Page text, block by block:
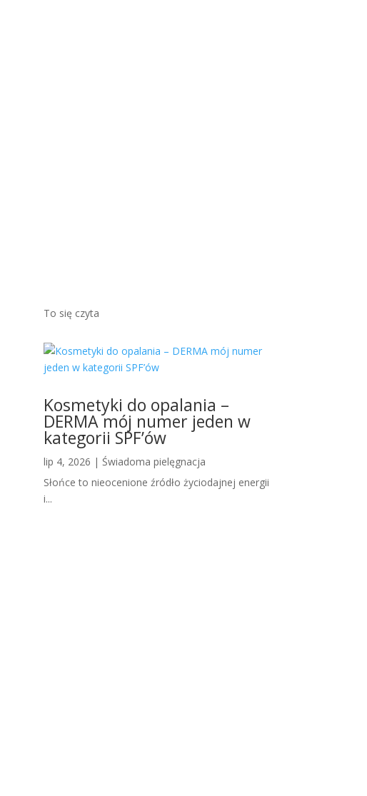
To się czyta
Kosmetyki do opalania –
DERMA mój numer jeden w
kategorii SPF’ów
lip 4, 2026 | Świadoma pielęgnacja
Słońce to nieocenione źródło życiodajnej energii
i...